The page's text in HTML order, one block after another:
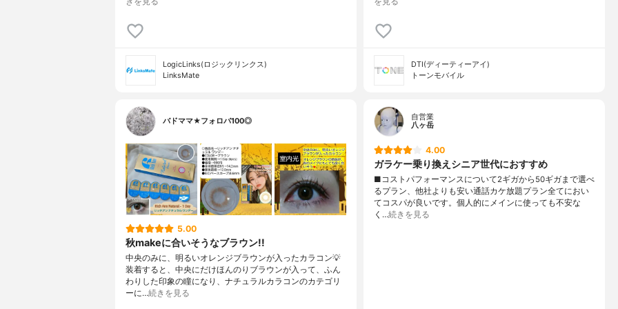
LogicLinks(ロジックリンクス)
LinksMate
DTI(ディーティーアイ)
トーンモバイル
バドママ★フォロバ100◎
5.00
秋makeに合いそうなブラウン!!
中央のみに、明るいオレンジブラウンが入ったカラコン💡
装着すると、中央にだけほんのりブラウンが入って、ふん
わりした印象の瞳になり、ナチュラルカラコンのカテゴリ
ーに…続きを見る
自営業
八ヶ岳
4.00
ガラケー乗り換えシニア世代におすすめ
■コストパフォーマンスについて2ギガから50ギガまで選べ
るプラン、他社よりも安い通話カケ放題プラン全てにおい
てコスパが良いです。個人的にメインに使っても不安な
く…続きを見る